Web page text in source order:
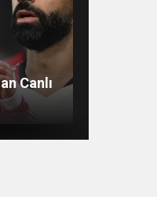
Canlı
Salah’ın Trabzon Programı
Netleşti! Geliyor